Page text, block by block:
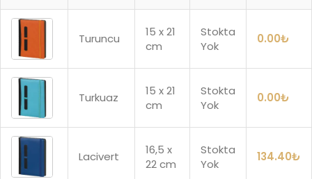
Turuncu
15 x 21
cm
Stokta
Yok
0.00₺
Turkuaz
15 x 21
cm
Stokta
Yok
0.00₺
Lacivert
16,5 x
22 cm
Stokta
Yok
134.40₺